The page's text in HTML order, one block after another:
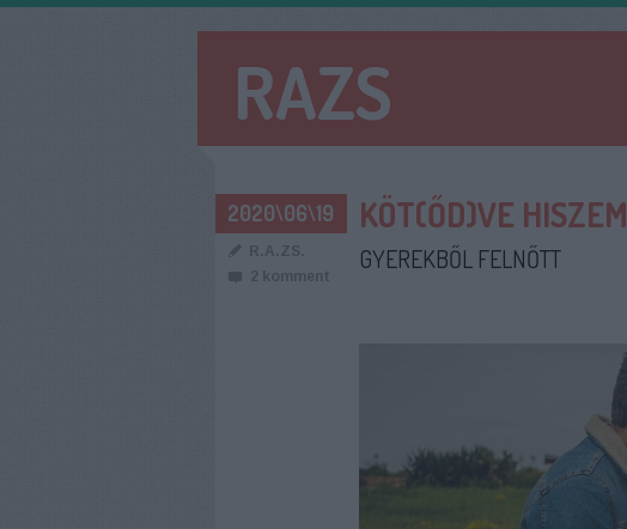
RAZS
2020\06\19
R.A.ZS.
2 komment
KÖT(ŐD)VE HISZEM
GYEREKBŐL FELNŐTT